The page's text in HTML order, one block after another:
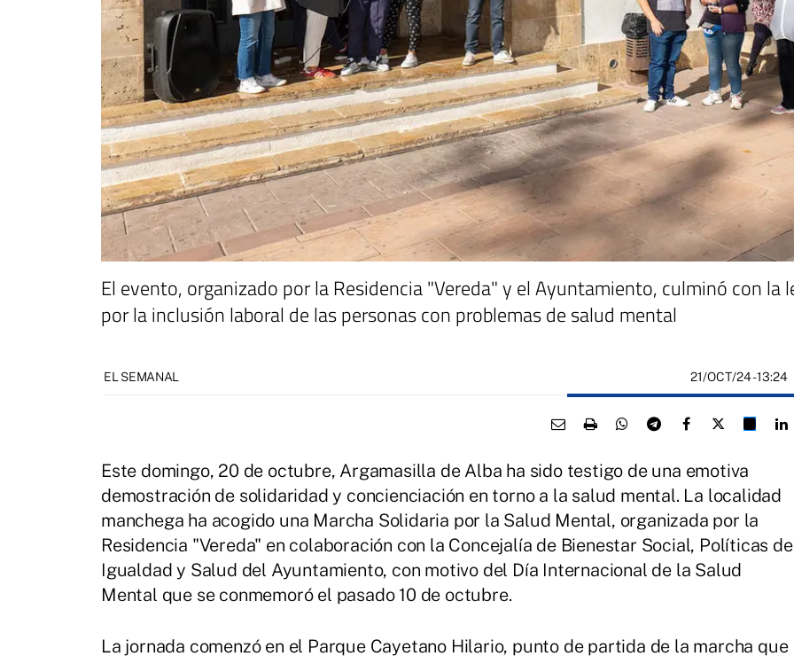
El evento, organizado por la Residencia "Vereda" y el Ayuntamiento, culminó con
por la inclusión laboral de las personas con problemas de salud mental
EL SEMANAL 21/OCT/24- 13:24
Este domingo, 20 de octubre, Argamasilla de Alba ha sido testigo de una emotiva
demostración de solidaridad y concienciación en torno a la salud mental. La localidad
manchega ha acogido una Marcha Solidaria por la Salud Mental, organizada por la
Residencia "Vereda" en colaboración con la Concejalía de Bienestar Social, Políticas de
Igualdad y Salud del Ayuntamiento, con motivo del Día Internacional de la Salud
Mental que se conmemoró el pasado 10 de octubre.
La jornada comenzó en el Parque Cayetano Hilario, punto de partida de la marcha que